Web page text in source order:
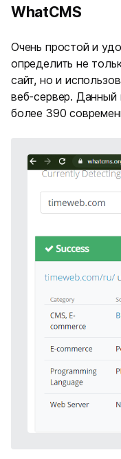
WhatCMS
Очень простой и
определить не
сайт, но и
веб-сервер.
более 390